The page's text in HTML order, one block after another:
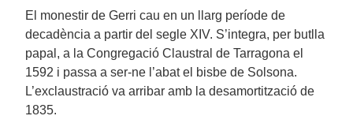
El monestir de Gerri cau en un llarg període de
decadència a partir del segle XIV. S’integra, per butlla
papal, a la Congregació Claustral de Tarragona el
1592 i passa a ser-ne l’abat el bisbe de Solsona.
L’exclaustració va arribar amb la desamortització de
1835.